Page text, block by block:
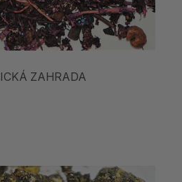
ZAHRADA